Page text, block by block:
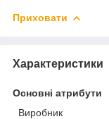
Приховати
Характеристики
Основні атрибути
Виробник